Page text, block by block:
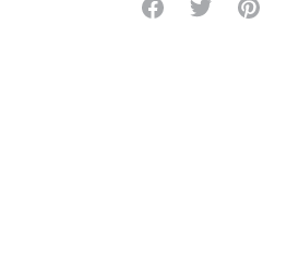
Share onShare onShare